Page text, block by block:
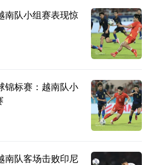
南队小组赛表现惊
锦标赛：越南队小
南队客场击败印尼